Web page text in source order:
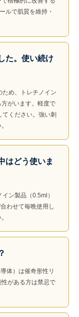
ルで肌質を維持・
た。使い続け
ため、トレチノイン
がいます。軽度で
てください。強い刺
はどう使いま
ン製品（0.5ml）
わせて毎晩使用し
体）は催奇形性リ
がある方は禁忌で